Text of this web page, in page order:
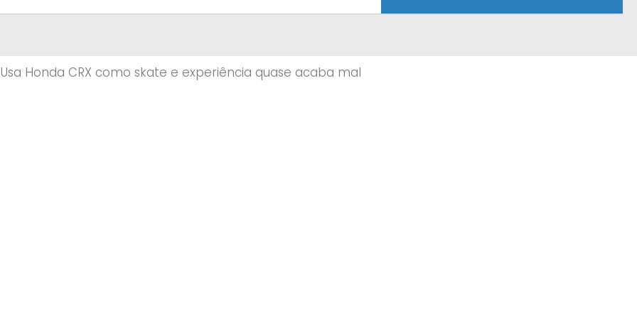
Usa Honda CRX como skate e experiência quase acaba mal